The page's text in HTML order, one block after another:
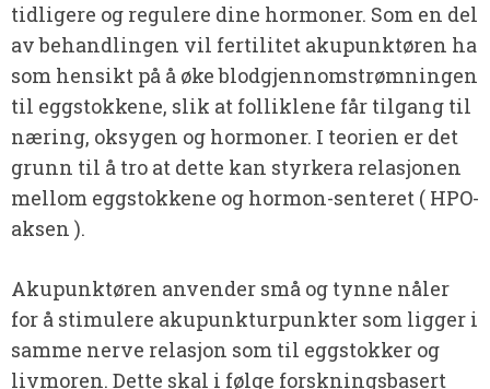
tidligere og regulere dine hormoner. Som en del
av behandlingen vil fertilitet akupunktøren ha
som hensikt på å øke blodgjennomstrømningen
til eggstokkene, slik at folliklene får tilgang til
næring, oksygen og hormoner. I teorien er det
grunn til å tro at dette kan styrkera relasjonen
mellom eggstokkene og hormon-senteret ( HPO-
aksen ).
Akupunktøren anvender små og tynne nåler
for å stimulere akupunkturpunkter som ligger i
samme nerve relasjon som til eggstokker og
livmoren. Dette skal i følge forskningsbasert